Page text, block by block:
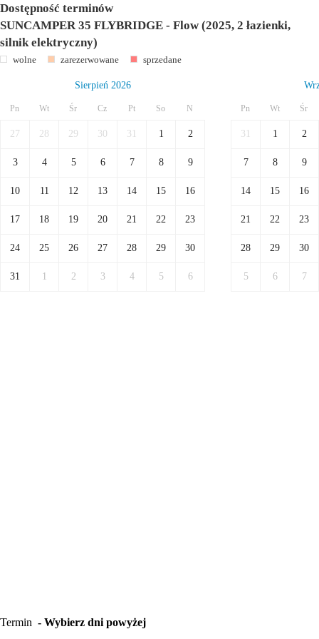
Dostępność terminów
SUNCAMPER 35 FLYBRIDGE - Flow (2025, 2 łazienki,
silnik elektryczny)
wolne zarezerwowane sprzedane
Sierpień 2026
Pn Wt Śr Cz Pt So N
27 28 29 30 31 1 2
3 4 5 6 7 8 9
10 11 12 13 14 15 16
17 18 19 20 21 22 23
24 25 26 27 28 29 30
31 1 2 3 4 5 6
Pn Wt Śr
31 1 2
7 8 9
14 15 16
21 22 23
28 29 30
5 6 7
Termin - Wybierz dni powyżej